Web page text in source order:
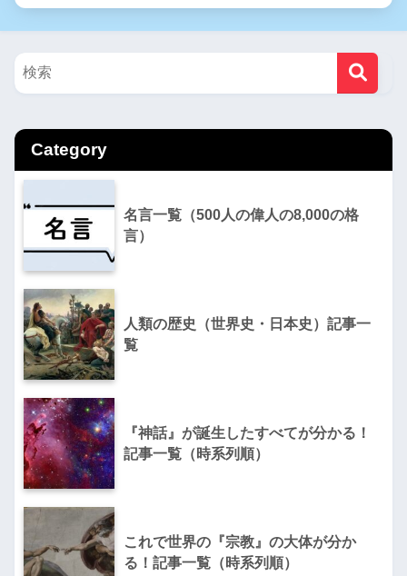
Category
名言一覧（500人の偉人の8,000の格
言）
人類の歴史（世界史・日本史）記事一
覧
『神話』が誕生したすべてが分かる！
記事一覧（時系列順）
これで世界の『宗教』の大体が分か
る！記事一覧（時系列順）